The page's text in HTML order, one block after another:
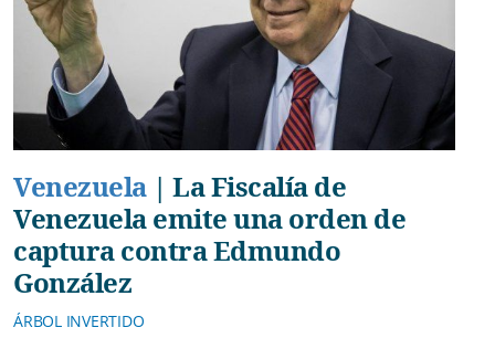
Venezuela| La Fiscalía de
Venezuela emite una orden de
captura contra Edmundo
González
ÁRBOL INVERTIDO